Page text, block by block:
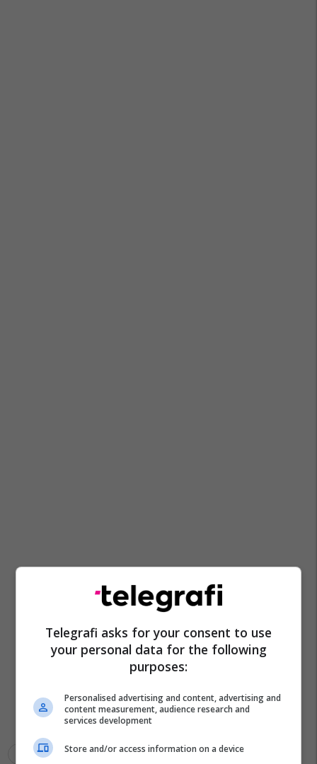
Kshz Maqedoni Referendum Në Maqedoni
Telegrafi asks for your consent to use
your personal data for the following
purposes:
Personalised advertising and content, advertising and
content measurement, audience research and
services development
Store and/or access information on a device